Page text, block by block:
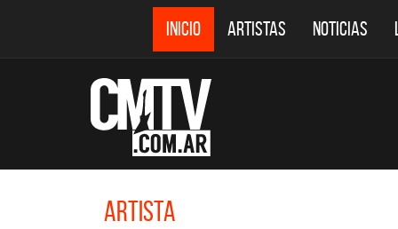
INICIO ARTISTAS NOTICIAS
Artista